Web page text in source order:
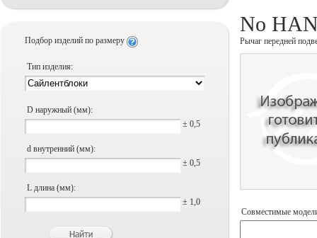
Подбор изделий по размеру
Тип изделия:
D наружный (мм):
± 0,5
d внутренний (мм):
± 0,5
L длина (мм):
± 1,0
No
Рычаг передней
Совместимые